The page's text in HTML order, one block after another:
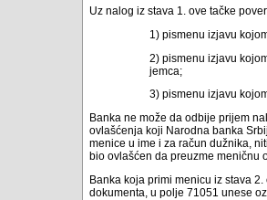
Uz nalog iz stava 1. ove tačke
1) pismenu izjavu
2) pismenu izjavu
jemca;
3) pismenu izjavu
Banka ne može da odbije prijem
ovlašćenja koji Narodna banka
menice u ime i za račun dužnika,
bio ovlašćen da preuzme meničnu
Banka koja primi menicu iz stava
dokumenta, u polje 71051 unese